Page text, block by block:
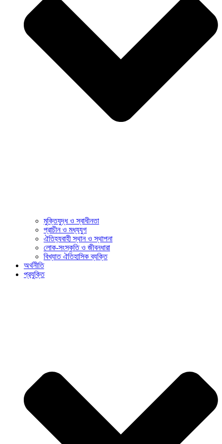
মুক্তিযুদ্ধ ও স্বাধীনতা
প্রাচীন ও মধ্যযুগ
ঐতিহ্যবাহী স্থান ও স্থাপনা
লোক-সংস্কৃতি ও জীবনধারা
বিখ্যাত ঐতিহাসিক ব্যক্তি
অর্থনীতি
প্রযুক্তি